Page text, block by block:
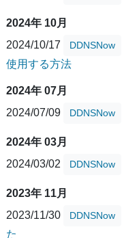
2024年 10月
2024/10/17
DDNSNow
使用する方法
2024年 07月
2024/07/09
DDNSNow
2024年 03月
2024/03/02
DDNSNow
2023年 11月
2023/11/30
DDNSNow
た